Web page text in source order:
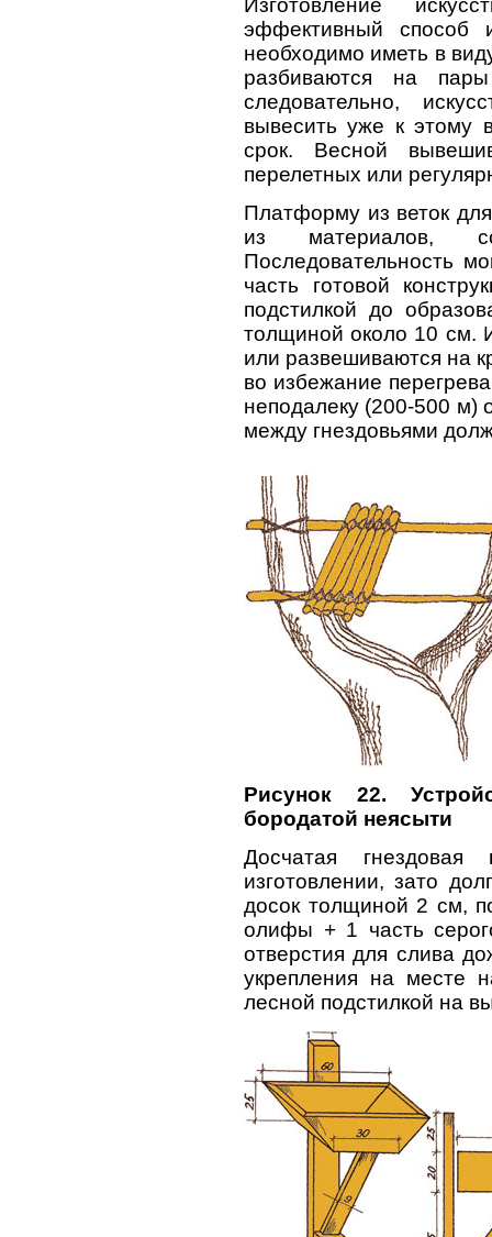
Изготовление
эффективный способ
необходимо иметь в
разбиваются на
следовательно,
вывесить уже к этому
срок. Весной
перелетных или
Платформу из веток для
из материалов,
Последовательность
часть готовой
подстилкой до
толщиной около 10 см.
или развешиваются на
во избежание
неподалеку (200-500 м)
между гнездовьями
Рисунок 22.
бородатой неясыти
Досчатая
изготовлении, зато
досок толщиной 2 см,
олифы + 1 часть
отверстия для слива
укрепления на месте
лесной подстилкой на